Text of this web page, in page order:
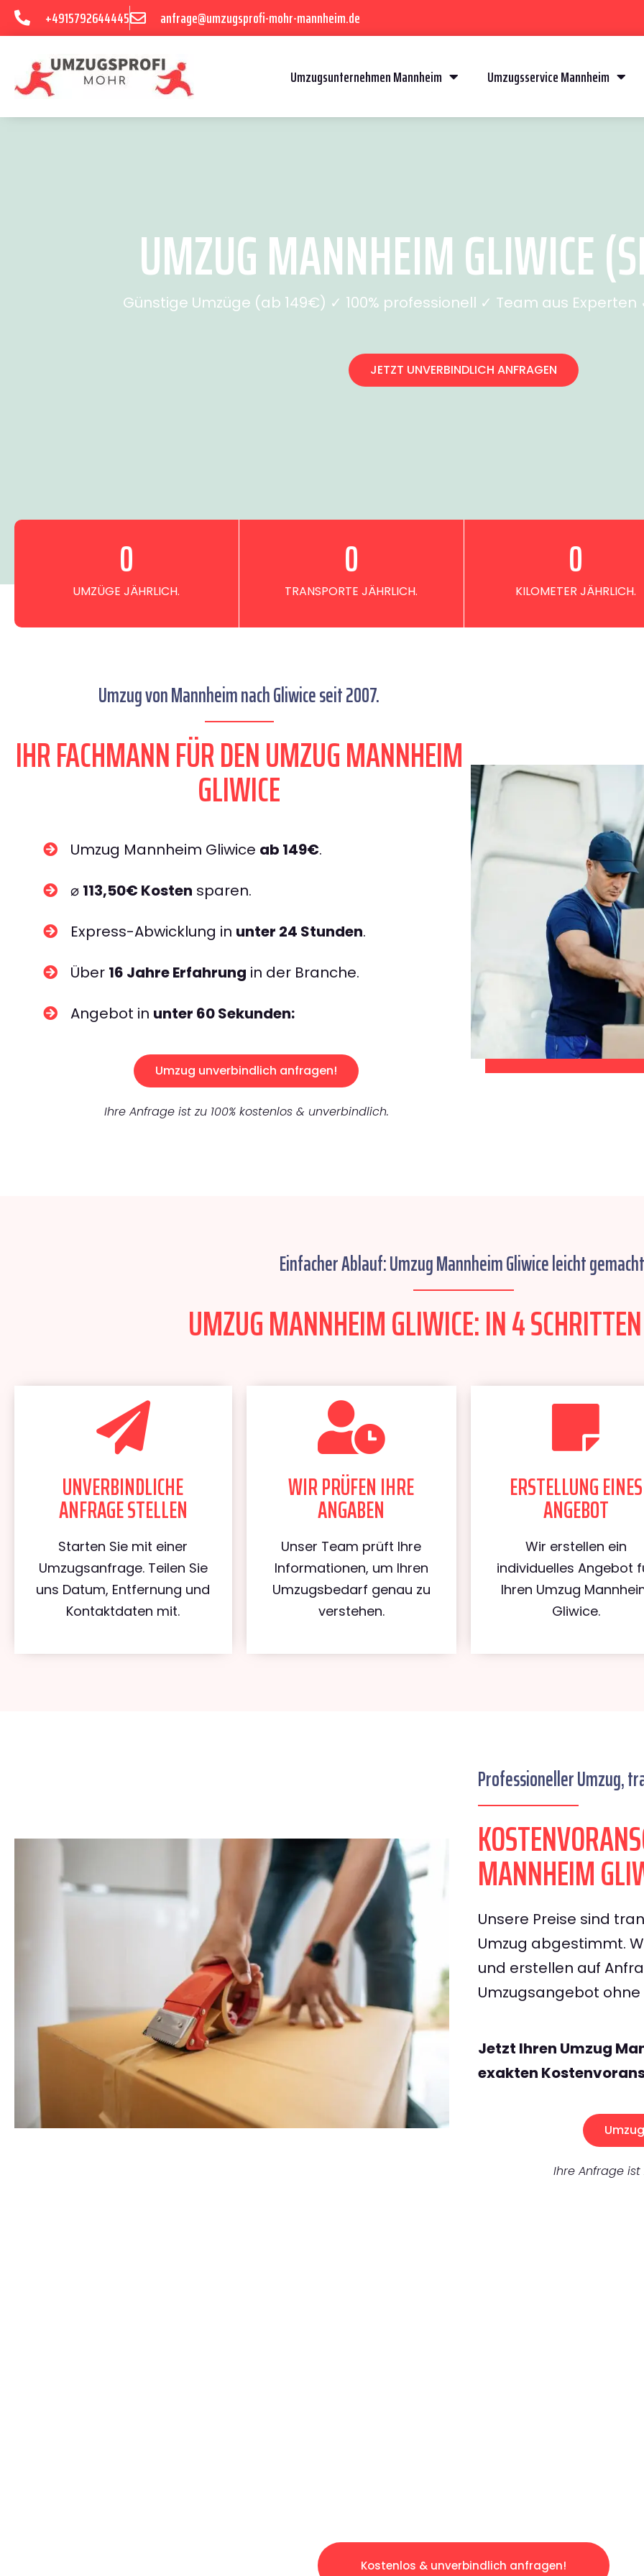
+4915792644445 anfrage@umzugsprofi-mohr-mannheim.de
Umzugsunternehmen Mannheim Umzugsservice Mannheim
UMZUG MANNHEIM GLIWICE
Günstige Umzüge (ab 149€) ✓ 100% professionell ✓ Team aus
JETZT UNVERBINDLICH ANFRAGEN
UMZÜGE JÄHRLICH.
0
TRANSPORTE JÄHRLICH.
0
KILOMETER JÄHRLICH.
0
Umzug von Mannheim nach Gliwice seit 2007.
IHR FACHMANN FÜR DEN UMZUG MANNHEIM
GLIWICE
Umzug Mannheim Gliwice ab 149€.
⌀ 113,50€ Kosten sparen.
Express-Abwicklung in unter 24 Stunden.
Über 16 Jahre Erfahrung in der Branche.
Angebot in unter 60 Sekunden:
Umzug unverbindlich anfragen!
Ihre Anfrage ist zu 100% kostenlos & unverbindlich.
Einfacher Ablauf: Umzug Mannheim Gliwice leicht
UMZUG MANNHEIM GLIWICE: IN 4
UNVERBINDLICHE
ANFRAGE STELLEN
Starten Sie mit einer
Umzugsanfrage. Teilen Sie
uns Datum, Entfernung und
Kontaktdaten mit.
WIR PRÜFEN IHRE
ANGABEN
Unser Team prüft Ihre
Informationen, um Ihren
Umzugsbedarf genau zu
verstehen.
ERSTELLUNG EINES
ANGEBOT
Wir erstellen ein
individuelles Angebot
Ihren Umzug
Gliwice.
Professioneller Umzug,
MANNHEIM
Unsere Preise sind
Umzug abgestimmt.
und erstellen auf
Umzugsangebot
Jetzt Ihren Umzug
exakten
Ihre Anfrage ist
Kostenlos & unverbindlich anfragen!